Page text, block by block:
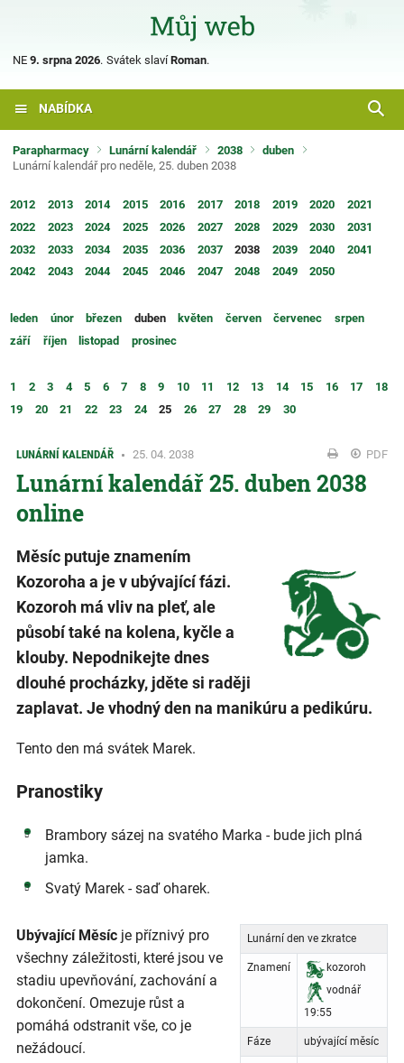
NE 9. srpna 2026. Svátek slavíRoman.
NABÍDKA
Parapharmacy Lunární kalendář 2038
duben
Lunární kalendář pro neděle, 25. duben 2038
2012 2013 2014 2015 2016 2017 2018 2019 2020
2021
2022
2023 2024 2025 2026 2027 2028 2029 2030
2031
2032
2033 2034 2035 2036 2037 2038 2039 2040
2041
2042
2043 2044 2045 2046 2047 2048 2049 2050
leden únor březen duben květen červen červenec
srpen
září
říjen listopad prosinec
1 2 3 4 5 6 7 8 9 10 11 12 13 14 15 16 17
18
19
20 21 22 23 24 25 26 27 28 29 30
LUNÁRNÍ KALENDÁŘ 25. 04. 2038 PDF
Lunární kalendář 25. duben 2038
online
Měsíc putuje znamením
Kozoroha a je v ubývající fázi.
Kozoroh má vliv na pleť, ale
působí také na kolena, kyčle a
klouby. Nepodnikejte dnes
dlouhé procházky, jděte si raději
zaplavat. Je vhodný den na manikúru a pedikúru.
Tento den má svátek Marek.
Pranostiky
Brambory sázej na svatého Marka - bude jich plná
jamka.
Svatý Marek - saď oharek.
Lunární den ve zkratce
Znamení
kozoroh
vodnář
19:55
Fáze ubývající měsíc
Ubývající Měsíc je příznivý pro
všechny záležitosti, které jsou ve
stadiu upevňování, zachování a
dokončení. Omezuje růst a
pomáhá odstranit vše, co je
nežádoucí.